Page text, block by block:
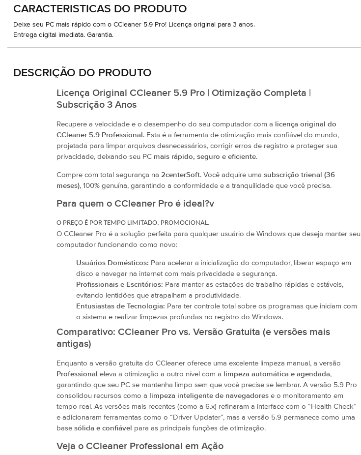
CARACTERISTICAS DO PRODUTO
Deixe seu PC mais rápido com o CCleaner 5.9 Pro! Licença original para 3 anos.
Entrega digital imediata. Garantia.
DESCRIÇÃO DO PRODUTO
Licença Original CCleaner 5.9 Pro | Otimização Completa |
Subscrição 3 Anos
Recupere a velocidade e o desempenho do seu computador com a
licença original do
CCleaner 5.9 Professional . Esta é a ferramenta de otimização mais confiável do mundo,
projetada para limpar arquivos desnecessários, corrigir erros de registro e proteger sua
privacidade, deixando seu PC mais rápido, seguro e eficiente.
Compre com total segurança na 2centerSoft. Você adquire uma subscrição trienal (36
meses), 100% genuína, garantindo a conformidade e a tranquilidade que você precisa.
Para quem o CCleaner Pro é ideal?v
O PREÇO É POR TEMPO LIMITADO. PROMOCIONAL.
O CCleaner Pro é a solução perfeita para qualquer usuário de Windows que deseja manter seu
computador funcionando como novo:
Usuários Domésticos: Para acelerar a inicialização do computador, liberar espaço em
disco e navegar na internet com mais privacidade e segurança.
Profissionais e Escritórios: Para manter as estações de trabalho rápidas e estáveis,
evitando lentidões que atrapalham a produtividade.
Entusiastas de Tecnologia: Para ter controle total sobre os programas que iniciam com
o sistema e realizar limpezas profundas no registro do Windows.
Comparativo: CCleaner Pro vs. Versão Gratuita (e versões mais
antigas)
Enquanto a versão gratuita do CCleaner oferece uma excelente limpeza manual, a versão
Professional eleva a otimização a outro nível com a limpeza automática e agendada,
garantindo que seu PC se mantenha limpo sem que você precise se lembrar. A versão 5.9 Pro
consolidou recursos como a limpeza inteligente de navegadores e o monitoramento em
tempo real. As versões mais recentes (como a 6.x) refinaram a interface com o “Health Check”
e adicionaram ferramentas como o “Driver Updater”, mas a versão 5.9 permanece como uma
base sólida e confiável para as principais funções de otimização.
Veja o CCleaner Professional em Ação